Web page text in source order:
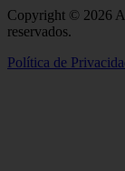
Copyright © 2026
reservados.
Política de